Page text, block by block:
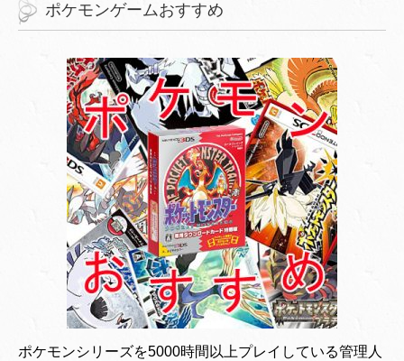
ポケモンゲームおすすめ
ポケモンシリーズを5000時間以上プレイしている管理人